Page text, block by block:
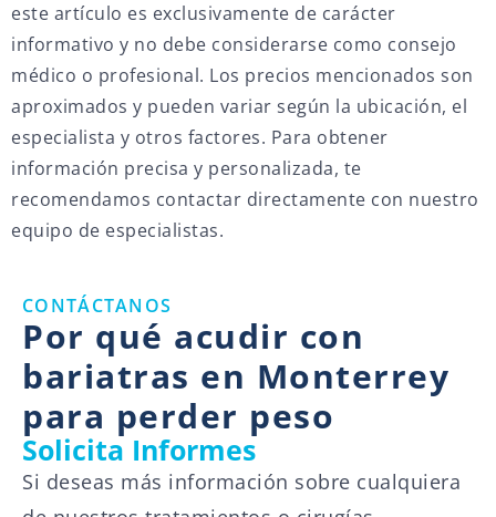
este artículo es exclusivamente de carácter
informativo y no debe considerarse como consejo
médico o profesional. Los precios mencionados son
aproximados y pueden variar según la ubicación, el
especialista y otros factores. Para obtener
información precisa y personalizada, te
recomendamos contactar directamente con nuestro
equipo de especialistas.
CONTÁCTANOS
Por qué acudir con
bariatras en Monterrey
para perder peso
Solicita Informes
Si deseas más información sobre cualquiera